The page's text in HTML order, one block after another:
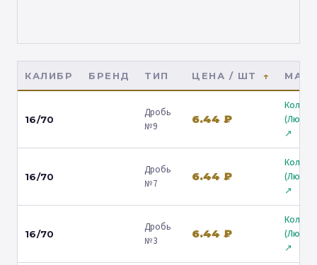
КАЛИБР БРЕНД ТИП ЦЕНА / ШТ
16/70
Дробь
№9
6.44 ₽
↗
16/70
Дробь
№7
6.44 ₽
↗
16/70
Дробь
№3
6.44 ₽
↗